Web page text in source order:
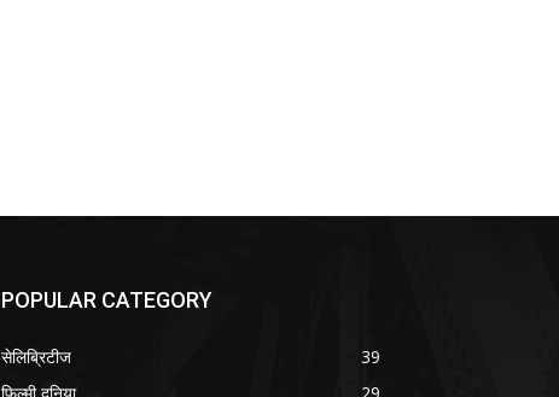
POPULAR CATEGORY
सेलिब्रिटीज
39